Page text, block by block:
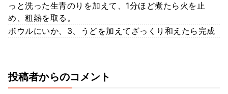
っと洗った生青のりを加えて、1分ほど煮たら火を止
め、粗熱を取る。
ボウルにいか、3、うどを加えてざっくり和えたら完成
投稿者からのコメント